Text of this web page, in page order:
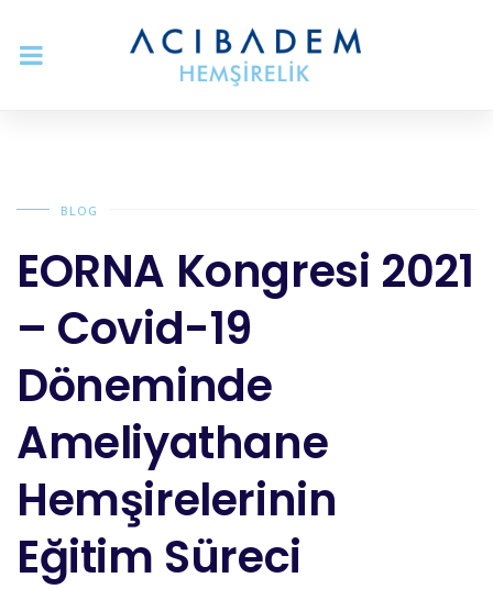
BLOG
EORNA Kongresi 2021
– Covid-19
Döneminde
Ameliyathane
Hemşirelerinin
Eğitim Süreci